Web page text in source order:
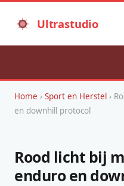
Ultrastudio
Home › Sport en Herstel ›
en downhill protocol
Rood licht bij
enduro en